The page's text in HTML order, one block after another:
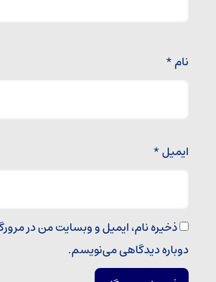
نام*
ایمیل*
ذخیره نام، ایمیل و وبسایت من در
دوباره دیدگاهی می‌نویسم.